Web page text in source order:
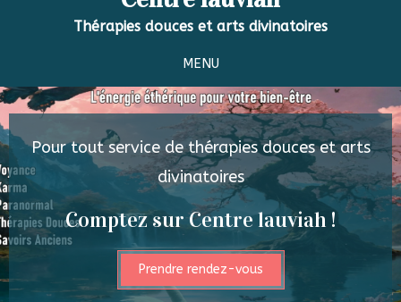
Thérapies douces et arts divinatoires
MENU
Pour tout service de thérapies douces et arts
divinatoires
Comptez sur Centre lauviah !
Prendre rendez-vous